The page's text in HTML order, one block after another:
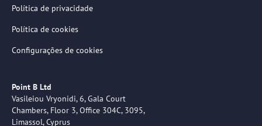
Política de privacidade
Política de cookies
Configurações de cookies
Point B Ltd
Vasileiou Vryonidi, 6, Gala Court
Chambers, Floor 3, Office 304C, 3095,
Limassol, Cyprus